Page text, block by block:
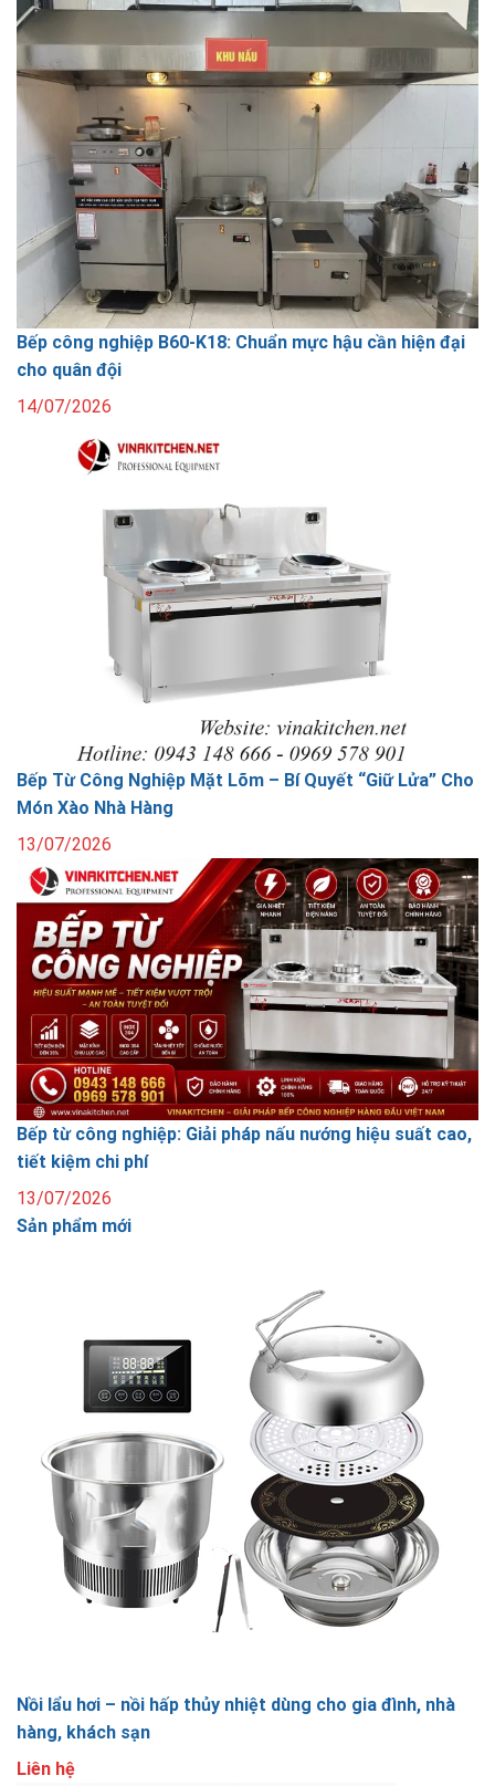
Bếp công nghiệp B60-K18: Chuẩn mực hậu cần hiện đại
cho quân đội
14/07/2026
Bếp Từ Công Nghiệp Mặt Lõm – Bí Quyết “Giữ Lửa” Cho
Món Xào Nhà Hàng
13/07/2026
Bếp từ công nghiệp: Giải pháp nấu nướng hiệu suất cao,
tiết kiệm chi phí
13/07/2026
Sản phẩm mới
Nồi lẩu hơi – nồi hấp thủy nhiệt dùng cho gia đình, nhà
hàng, khách sạn
Liên hệ